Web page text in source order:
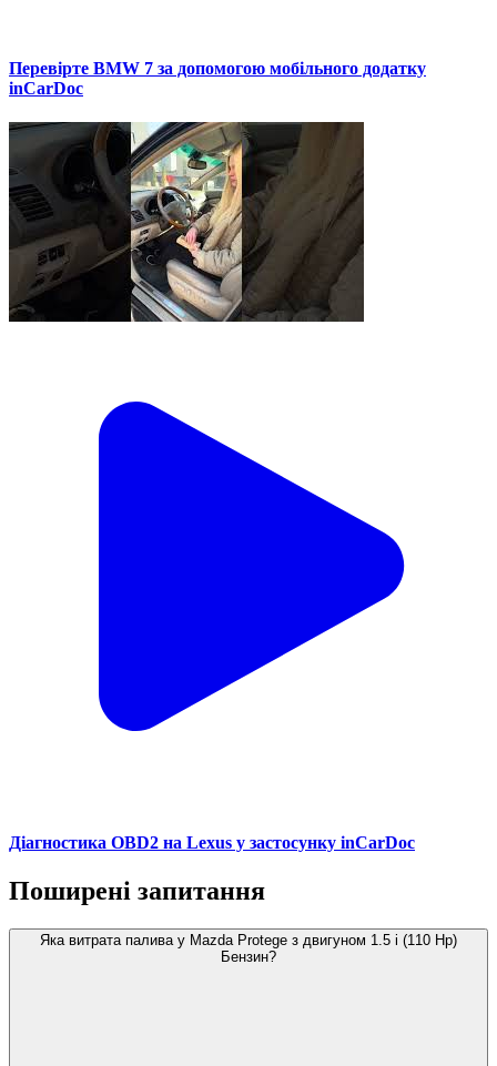
Перевірте BMW 7 за допомогою мобільного додатку
inCarDoc
Діагностика OBD2 на Lexus у застосунку inCarDoc
Поширені запитання
Яка витрата палива у Mazda Protege з двигуном 1.5 i (110 Hp)
Бензин?